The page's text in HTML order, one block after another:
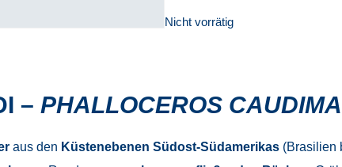
Nicht vorrätig
– PHALLOCEROS
aus den Küstenebenen Südost-Südamerikas(Brasilien